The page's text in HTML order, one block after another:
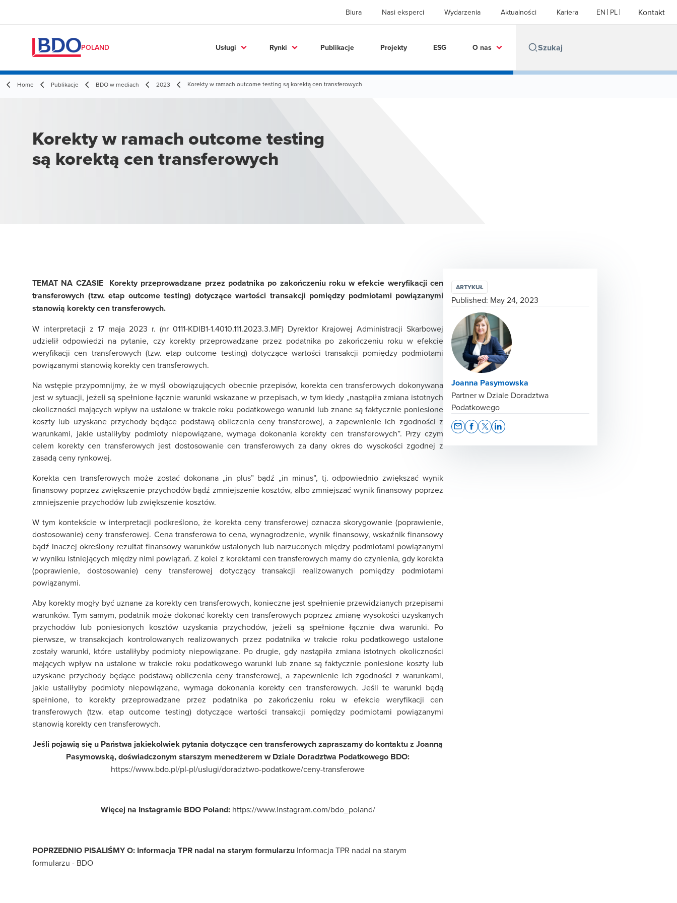
Biura Nasi eksperci Wydarzenia Aktualności Kariera EN PL Kontakt
POLAND Usługi Rynki Publikacje Projekty ESG O nas
Home Publikacje BDO w mediach 2023 Korekty w ramach outcome testing są korektą cen transferowych
Korekty w ramach outcome testing
są korektą cen transferowych
TEMAT NA CZASIE Korekty przeprowadzane przez podatnika po zakończeniu roku w efekcie weryfikacji cen
transferowych (tzw. etap outcome testing) dotyczące wartości transakcji pomiędzy podmiotami powiązanymi
stanowią korekty cen transferowych.
W interpretacji z 17 maja 2023 r. (nr 0111-KDIB1-1.4010.111.2023.3.MF) Dyrektor Krajowej Administracji Skarbowej
udzielił odpowiedzi na pytanie, czy korekty przeprowadzane przez podatnika po zakończeniu roku w efekcie
weryfikacji cen transferowych (tzw. etap outcome testing) dotyczące wartości transakcji pomiędzy podmiotami
powiązanymi stanowią korekty cen transferowych.
Na wstępie przypomnijmy, że w myśl obowiązujących obecnie przepisów, korekta cen transferowych dokonywana
jest w sytuacji, jeżeli są spełnione łącznie warunki wskazane w przepisach, w tym kiedy „nastąpiła zmiana istotnych
okoliczności mających wpływ na ustalone w trakcie roku podatkowego warunki lub znane są faktycznie poniesione
koszty lub uzyskane przychody będące podstawą obliczenia ceny transferowej, a zapewnienie ich zgodności z
warunkami, jakie ustaliłyby podmioty niepowiązane, wymaga dokonania korekty cen transferowych”. Przy czym
celem korekty cen transferowych jest dostosowanie cen transferowych za dany okres do wysokości zgodnej z
zasadą ceny rynkowej.
Korekta cen transferowych może zostać dokonana „in plus” bądź „in minus”, tj. odpowiednio zwiększać wynik
finansowy poprzez zwiększenie przychodów bądź zmniejszenie kosztów, albo zmniejszać wynik finansowy poprzez
zmniejszenie przychodów lub zwiększenie kosztów.
W tym kontekście w interpretacji podkreślono, że korekta ceny transferowej oznacza skorygowanie (poprawienie,
dostosowanie) ceny transferowej. Cena transferowa to cena, wynagrodzenie, wynik finansowy, wskaźnik finansowy
bądź inaczej określony rezultat finansowy warunków ustalonych lub narzuconych między podmiotami powiązanymi
w wyniku istniejących między nimi powiązań. Z kolei z korektami cen transferowych mamy do czynienia, gdy korekta
(poprawienie, dostosowanie) ceny transferowej dotyczący transakcji realizowanych pomiędzy podmiotami
powiązanymi.
Aby korekty mogły być uznane za korekty cen transferowych, konieczne jest spełnienie przewidzianych przepisami
warunków. Tym samym, podatnik może dokonać korekty cen transferowych poprzez zmianę wysokości uzyskanych
przychodów lub poniesionych kosztów uzyskania przychodów, jeżeli są spełnione łącznie dwa warunki. Po
pierwsze, w transakcjach kontrolowanych realizowanych przez podatnika w trakcie roku podatkowego ustalone
zostały warunki, które ustaliłyby podmioty niepowiązane. Po drugie, gdy nastąpiła zmiana istotnych okoliczności
mających wpływ na ustalone w trakcie roku podatkowego warunki lub znane są faktycznie poniesione koszty lub
uzyskane przychody będące podstawą obliczenia ceny transferowej, a zapewnienie ich zgodności z warunkami,
jakie ustaliłyby podmioty niepowiązane, wymaga dokonania korekty cen transferowych. Jeśli te warunki będą
spełnione, to korekty przeprowadzane przez podatnika po zakończeniu roku w efekcie weryfikacji cen
transferowych (tzw. etap outcome testing) dotyczące wartości transakcji pomiędzy podmiotami powiązanymi
stanowią korekty cen transferowych.
Jeśli pojawią się u Państwa jakiekolwiek pytania dotyczące cen transferowych zapraszamy do kontaktu z Joanną
Pasymowską, doświadczonym starszym menedżerem w Dziale Doradztwa Podatkowego BDO:
https://www.bdo.pl/pl-pl/uslugi/doradztwo-podatkowe/ceny-transferowe
Więcej na Instagramie BDO Poland: https://www.instagram.com/bdo_poland/
POPRZEDNIO PISALIŚMY O: Informacja TPR nadal na starym formularzu Informacja TPR nadal na starym
formularzu - BDO
ARTYKUŁ
Published: May 24, 2023
Joanna Pasymowska
Partner w Dziale Doradztwa
Podatkowego